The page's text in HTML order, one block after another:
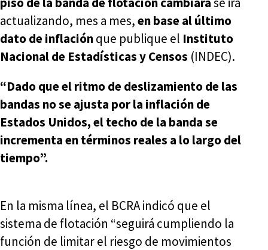
actualizando, mes a mes,en base al último
dato de inflaciónque publique el Instituto
Nacional de Estadísticas y Censos (INDEC).
“Dado que el ritmo de deslizamiento de las
bandas no se ajusta por la inflación de
Estados Unidos, el techo de la banda se
incrementa en términos reales a lo largo del
tiempo”.
En la misma línea, el BCRA indicó que el
sistema de flotación “seguirá cumpliendo la
función de limitar el riesgo de movimientos